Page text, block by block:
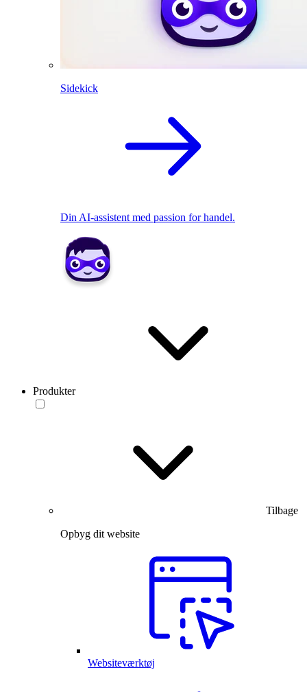
Sidekick
Din AI-assistent med passion for handel.
Produkter
Tilbage
Opbyg dit website
Websiteværktøj